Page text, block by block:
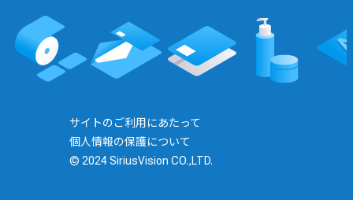
サイトのご利用にあたって
個人情報の保護について
© 2024 SiriusVision CO.,LTD.